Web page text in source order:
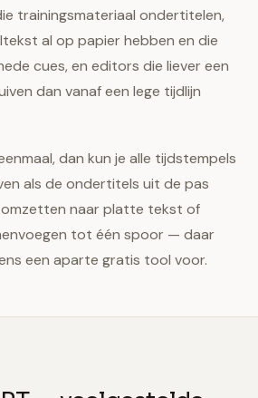
trainingsmateriaal ondertitelen,
al op papier hebben en die
cues, en editors die liever een
dan vanaf een lege tijdlijn
dan kun je alle tijdstempels
als de ondertitels uit de pas
naar platte tekst of
tot één spoor — daar
een aparte gratis tool voor.